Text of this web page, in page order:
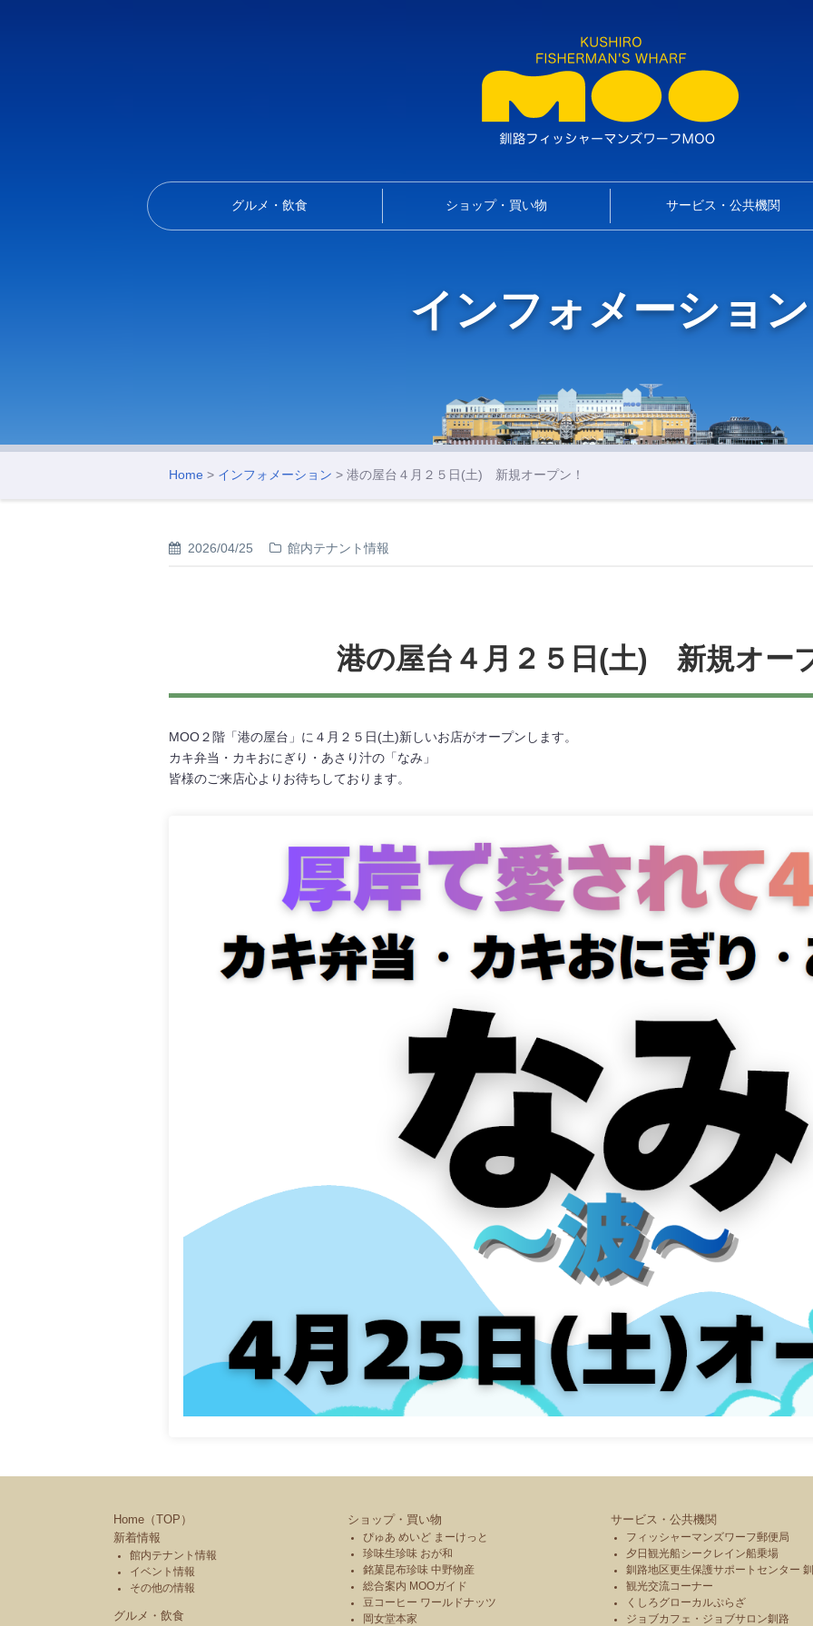
グルメ・飲食 ショップ・買い物 サービス・公共機関
インフォメーション
Home > インフォメーション > 港の屋台４月２５日(土) 新規オープン！
2026/04/25 館内テナント情報
港の屋台４月２５日(土) 新規オー
MOO２階「港の屋台」に４月２５日(土)新しいお店がオープンします。
カキ弁当・カキおにぎり・あさり汁の「なみ」
皆様のご来店心よりお待ちしております。
Home（TOP）
新着情報
館内テナント情報
イベント情報
その他の情報
グルメ・飲食
ショップ・買い物
ぴゅあ めいど まーけっと
珍味生珍味 おが和
銘菓昆布珍味 中野物産
総合案内 MOOガイド
豆コーヒー ワールドナッツ
岡女堂本家
サービス・公共機関
フィッシャーマンズワーフ郵便局
夕日観光船シークレイン船乗場
釧路地区更生保護サポートセンター
観光交流コーナー
くしろグローカルぷらざ
ジョブカフェ・ジョブサロン釧路